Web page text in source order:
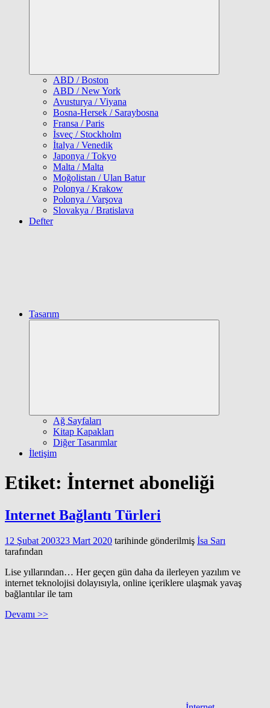
ABD / Boston
ABD / New York
Avusturya / Viyana
Bosna-Hersek / Saraybosna
Fransa / Paris
İsveç / Stockholm
İtalya / Venedik
Japonya / Tokyo
Malta / Malta
Moğolistan / Ulan Batur
Polonya / Krakow
Polonya / Varşova
Slovakya / Bratislava
Defter
Tasarım
Ağ Sayfaları
Kitap Kapakları
Diğer Tasarımlar
İletişim
Etiket: İnternet aboneliği
Internet Bağlantı Türleri
12 Şubat 200323 Mart 2020 tarihinde gönderilmiş İsa Sarı
tarafından
Lise yıllarından… Her geçen gün daha da ilerleyen yazılım ve
internet teknolojisi dolayısıyla, online içeriklere ulaşmak yavaş
bağlantılar ile tam
Devamı >>